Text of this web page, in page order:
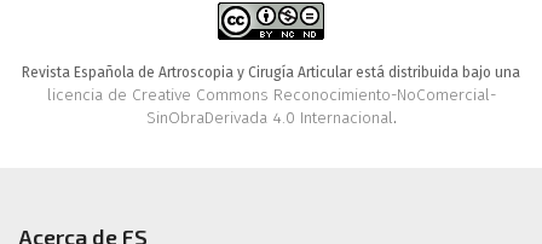
Revista Española de Artroscopia y Cirugía Articular está distribuida bajo una
licencia de Creative Commons Reconocimiento-NoComercial-
SinObraDerivada 4.0 Internacional.
Acerca de FS